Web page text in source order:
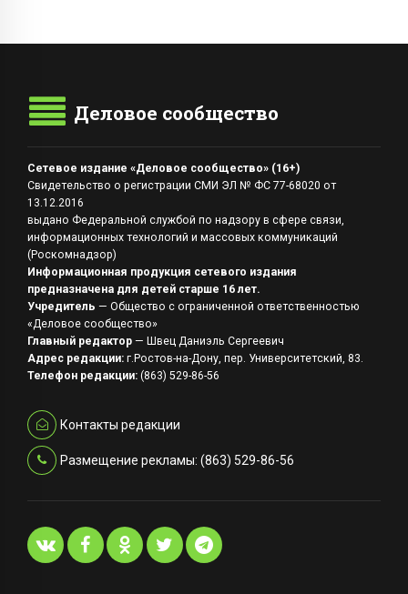
Деловое сообщество
Сетевое издание «Деловое сообщество» (16+)
Свидетельство о регистрации СМИ ЭЛ № ФС 77-68020 от
13.12.2016
выдано Федеральной службой по надзору в сфере связи,
информационных технологий и массовых коммуникаций
(Роскомнадзор)
Информационная продукция сетевого издания
предназначена для детей старше 16 лет.
Учредитель — Общество с ограниченной ответственностью
«Деловое сообщество»
Главный редактор — Швец Даниэль Сергеевич
Адрес редакции: г.Ростов-на-Дону, пер. Университетский, 83.
Телефон редакции: (863) 529-86-56
Контакты редакции
Размещение рекламы: (863) 529-86-56